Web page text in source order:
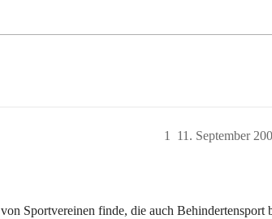
11. September
1
Sportvereinen finde, die auch Behindertensport